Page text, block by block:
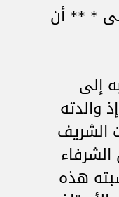
* ** أن
إلى
والدته
الشريف
هذه